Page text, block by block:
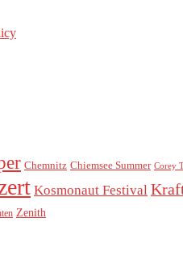
Chemnitz Chiemsee Summer Corey
Kosmonaut Festival
Zenith